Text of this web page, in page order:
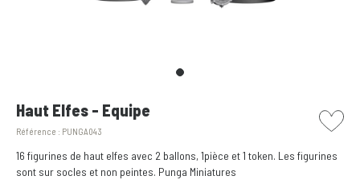
Haut Elfes - Equipe
Référence : PUNGA043
picto
16 figurines de haut elfes avec 2 ballons, 1pièce et 1 token. Les figurines
sont sur socles et non peintes. Punga Miniatures